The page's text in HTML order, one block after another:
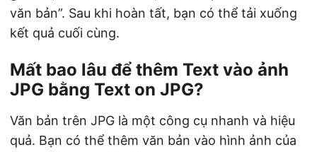
văn bản”. Sau khi hoàn tất, bạn có thể tải xuống
kết quả cuối cùng.
Mất bao lâu để thêm Text vào ảnh
JPG bằng Text on JPG?
Văn bản trên JPG là một công cụ nhanh và hiệu
quả. Bạn có thể thêm văn bản vào hình ảnh của